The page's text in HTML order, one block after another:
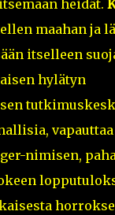
heidät.
maahan ja
itselleen
hylätyn
vapauttaa
nimisen,